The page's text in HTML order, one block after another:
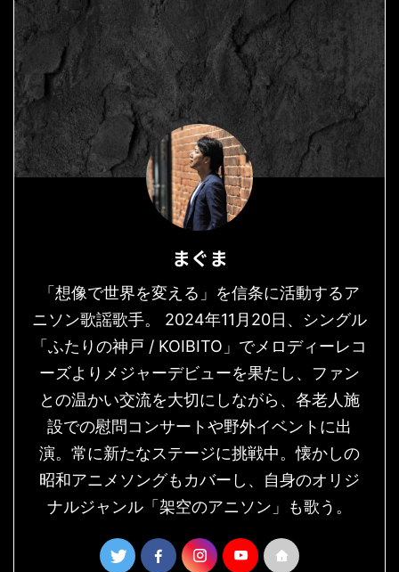
まぐま
「想像で世界を変える」を信条に活動するア
ニソン歌謡歌手。 2024年11月20日、シングル
「ふたりの神戸 / KOIBITO」でメロディーレコ
ーズよりメジャーデビューを果たし、ファン
との温かい交流を大切にしながら、各老人施
設での慰問コンサートや野外イベントに出
演。常に新たなステージに挑戦中。懐かしの
昭和アニメソングもカバーし、自身のオリジ
ナルジャンル「架空のアニソン」も歌う。